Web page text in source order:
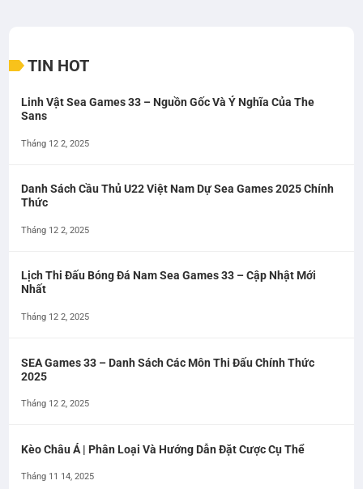
TIN HOT
Linh Vật Sea Games 33 – Nguồn Gốc Và Ý Nghĩa Của The
Sans
Tháng 12 2, 2025
Danh Sách Cầu Thủ U22 Việt Nam Dự Sea Games 2025 Chính
Thức
Tháng 12 2, 2025
Lịch Thi Đấu Bóng Đá Nam Sea Games 33 – Cập Nhật Mới
Nhất
Tháng 12 2, 2025
SEA Games 33 – Danh Sách Các Môn Thi Đấu Chính Thức
2025
Tháng 12 2, 2025
Kèo Châu Á | Phân Loại Và Hướng Dẫn Đặt Cược Cụ Thể
Tháng 11 14, 2025